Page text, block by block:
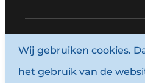
© 1987 - 2026
Wij gebruiken cookies.
het gebruik van de